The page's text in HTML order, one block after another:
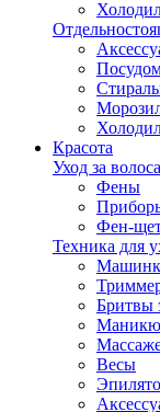
Красота
Уход за
Фены
Фен-
Техника для
Бритвы
Весы